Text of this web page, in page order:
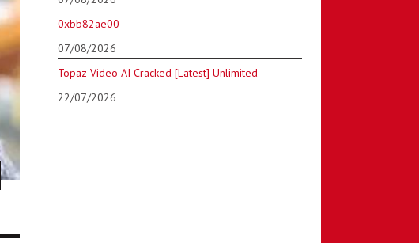
0xbb82ae00
07/08/2026
Topaz Video AI Cracked [Latest] Unlimited
22/07/2026